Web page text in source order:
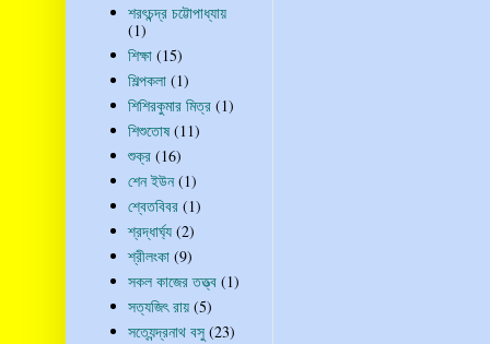
শরৎচন্দ্র চট্টোপাধ্যায়
(1)
শিক্ষা (15)
শিল্পকলা (1)
শিশিরকুমার মিত্র (1)
শিশুতোষ (11)
শুক্র (16)
শেন ইউন (1)
শ্বেতবিবর (1)
শ্রদ্ধার্ঘ্য (2)
শ্রীলংকা (9)
সকল কাজের তত্ত্ব (1)
সত্যজিৎ রায় (5)
সত্যেন্দ্রনাথ বসু (23)